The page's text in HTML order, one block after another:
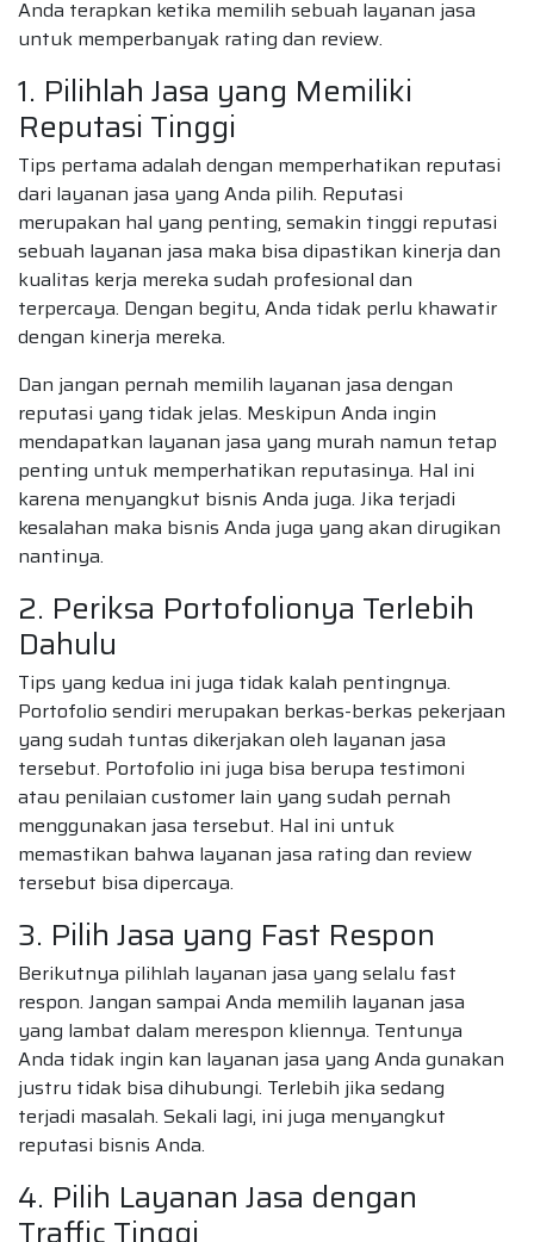
Anda terapkan ketika memilih sebuah layanan jasa
untuk memperbanyak rating dan review.
1. Pilihlah Jasa yang Memiliki
Reputasi Tinggi
Tips pertama adalah dengan memperhatikan reputasi
dari layanan jasa yang Anda pilih. Reputasi
merupakan hal yang penting, semakin tinggi reputasi
sebuah layanan jasa maka bisa dipastikan kinerja dan
kualitas kerja mereka sudah profesional dan
terpercaya. Dengan begitu, Anda tidak perlu khawatir
dengan kinerja mereka.
Dan jangan pernah memilih layanan jasa dengan
reputasi yang tidak jelas. Meskipun Anda ingin
mendapatkan layanan jasa yang murah namun tetap
penting untuk memperhatikan reputasinya. Hal ini
karena menyangkut bisnis Anda juga. Jika terjadi
kesalahan maka bisnis Anda juga yang akan dirugikan
nantinya.
2. Periksa Portofolionya Terlebih
Dahulu
Tips yang kedua ini juga tidak kalah pentingnya.
Portofolio sendiri merupakan berkas-berkas pekerjaan
yang sudah tuntas dikerjakan oleh layanan jasa
tersebut. Portofolio ini juga bisa berupa testimoni
atau penilaian customer lain yang sudah pernah
menggunakan jasa tersebut. Hal ini untuk
memastikan bahwa layanan jasa rating dan review
tersebut bisa dipercaya.
3. Pilih Jasa yang Fast Respon
Berikutnya pilihlah layanan jasa yang selalu fast
respon. Jangan sampai Anda memilih layanan jasa
yang lambat dalam merespon kliennya. Tentunya
Anda tidak ingin kan layanan jasa yang Anda gunakan
justru tidak bisa dihubungi. Terlebih jika sedang
terjadi masalah. Sekali lagi, ini juga menyangkut
reputasi bisnis Anda.
4. Pilih Layanan Jasa dengan
Traffic Tinggi